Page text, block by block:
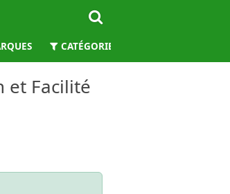
CATÉGORIES
et Facilité